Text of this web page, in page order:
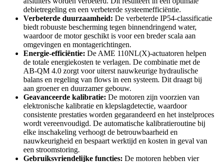
debietregeling en een verbeterde systeemefficiëntie.
Verbeterde duurzaamheid: De verbeterde IP54-classificatie
biedt robuuste bescherming tegen binnendringend water,
waardoor de motor geschikt is voor een breder scala aan
omgevingen en montagerichtingen.
Energie-efficiëntie: De AME 110NL(X)-actuatoren helpen
de totale energiekosten te verlagen. De combinatie met de
AB-QM 4.0 zorgt voor uiterst nauwkeurige hydraulische
balans en regeling van flows in een systeem. Dit draagt bij
aan groener en duurzamer gebouw.
Geavanceerde kalibratie: De motoren zijn voorzien van
elektronische kalibratie en klepslagdetectie, waardoor
consistente prestaties worden gegarandeerd en het instelproces
wordt vereenvoudigd. De automatische kalibratieroutine bij
elke inschakeling verhoogt de betrouwbaarheid en
nauwkeurigheid en bespaart werktijd en kosten in geval van
een stroomstoring.
Gebruiksvriendelijke functies: De motoren hebben vier